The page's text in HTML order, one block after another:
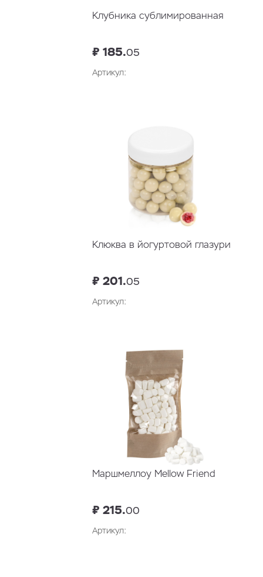
Клубника сублимированная
₽ 185.05
Артикул:
Клюква в йогуртовой глазури
₽ 201.05
Артикул:
Маршмеллоу Mellow Friend
₽ 215.00
Артикул: